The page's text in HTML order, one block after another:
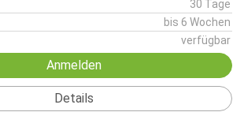
30 Tage
bis 6 Wochen
verfügbar
Anmelden
Details